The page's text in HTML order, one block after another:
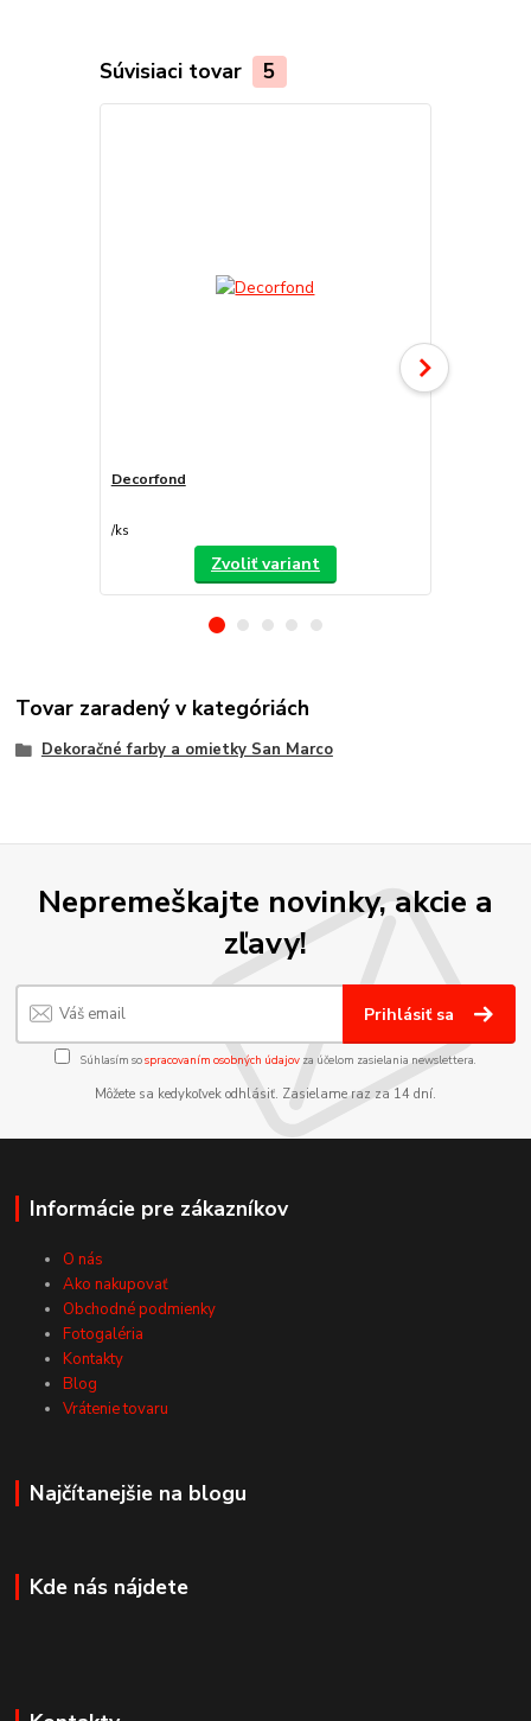
Súvisiaci tovar 5
Decorfond
/ks
Zvoliť variant
Tovar zaradený v kategóriách
Dekoračné farby a omietky San Marco
Nepremeškajte novinky, akcie a
zľavy!
Prihlásiť sa
Súhlasím sospracovaním osobných údajov za účelom zasielania newslettera.
Môžete sa kedykoľvek odhlásiť. Zasielame raz za 14 dní.
Informácie pre zákazníkov
O nás
Ako nakupovať
Obchodné podmienky
Fotogaléria
Kontakty
Blog
Vrátenie tovaru
Najčítanejšie na blogu
Kde nás nájdete